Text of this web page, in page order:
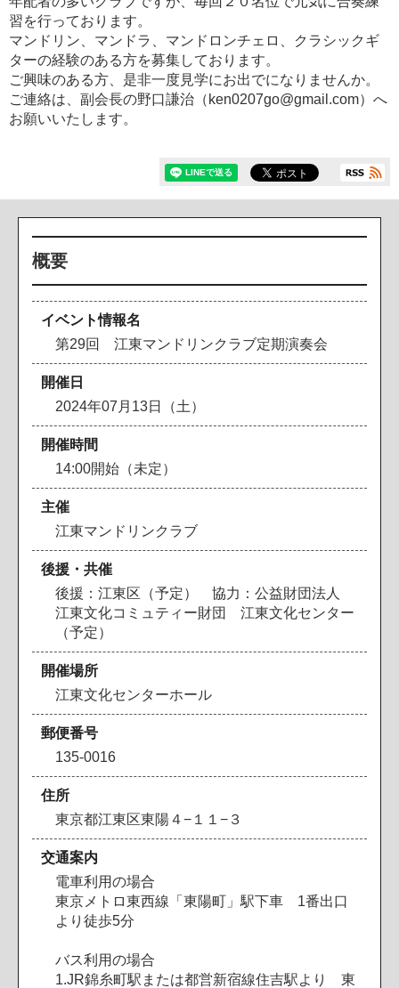
習を行っております。
マンドリン、マンドラ、マンドロンチェロ、クラシックギ
ターの経験のある方を募集しております。
ご興味のある方、是非一度見学にお出でになりませんか。
ご連絡は、副会長の野口謙治（ken0207go@gmail.com）へ
お願いいたします。
概要
イベント情報名
第29回 江東マンドリンクラブ定期演奏会
開催日
2024年07月13日（土）
開催時間
14:00開始（未定）
主催
江東マンドリンクラブ
後援・共催
後援：江東区（予定） 協力：公益財団法人
江東文化コミュティー財団 江東文化センター
（予定）
開催場所
江東文化センターホール
郵便番号
135-0016
住所
東京都江東区東陽４−１１−３
交通案内
電車利用の場合
東京メトロ東西線「東陽町」駅下車 1番出口
より徒歩5分
バス利用の場合
1.JR錦糸町駅または都営新宿線住吉駅より 東